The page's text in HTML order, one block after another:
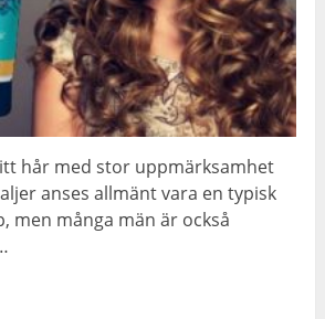
hår med stor uppmärksamhet
anses allmänt vara en typisk
men många män är också